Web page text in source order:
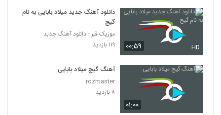
۰۰:۵۹ HD
دانلود آهنگ جدید میلاد بابایی به نام
گیج
موزیک قیر - دانلود آهنگ جدبد
۱۱۹ بازدید
۰۱:۰۰
آهنگ گیج میلاد بابایی
rozmaster
۸ بازدید